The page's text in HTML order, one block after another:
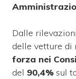
Dalle
delle vetture di
forza nei
del 90,4% sul